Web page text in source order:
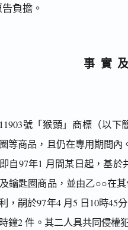
負擔。
事實
號「猴頭」商標（以
等商品，且仍在專用期間
自97年1 月間某日起，基
鑰匙圈商品，並由乙○○在
，嗣於97年4 月5 日10時45
鐘2 件。其二人具共同侵權